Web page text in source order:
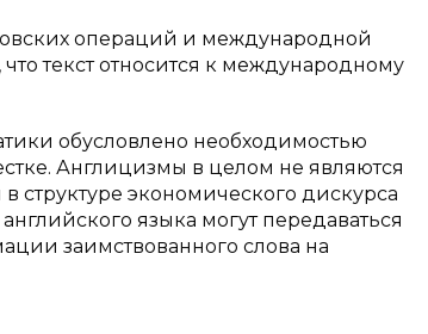
операций и международной
текст относится к международному
обусловлено необходимостью
Англицизмы в целом не являются
экономического дискурса
языка могут передаваться
заимствованного слова на